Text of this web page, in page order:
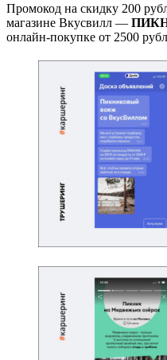
Промокод на скидку 200
магазине Вкусвилл —
онлайн-покупке от 2500